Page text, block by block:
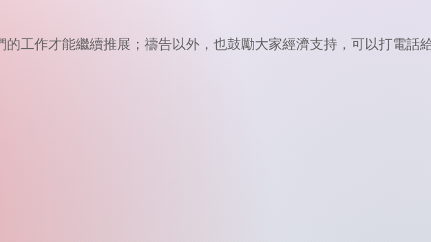
工作才能繼續推展；禱告以外，也鼓勵大家經濟支持，可以打電話